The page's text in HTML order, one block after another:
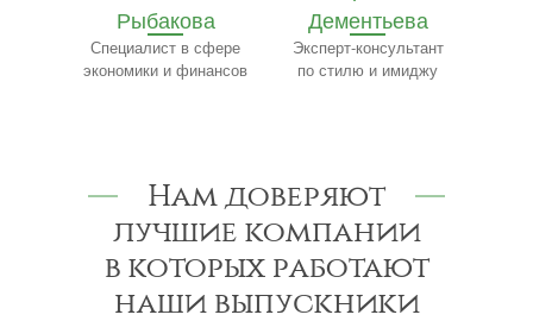
Дементьева
Эксперт-консультант
по стилю и имиджу
Бобылёв
Эксперт по пищевому
производству
Нам доверяют
лучшие компании
в которых работают
наши выпускники